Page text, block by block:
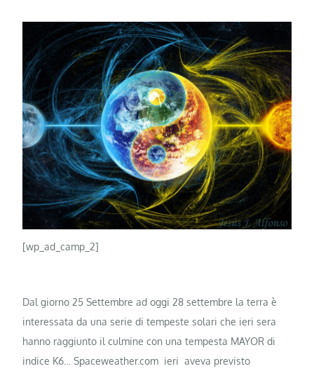
[wp_ad_camp_2]
Dal giorno 25 Settembre ad oggi 28 settembre la terra è
interessata da una serie di tempeste solari che ieri sera
hanno raggiunto il culmine con una tempesta MAYOR di
indice K6… Spaceweather.com ieri aveva previsto